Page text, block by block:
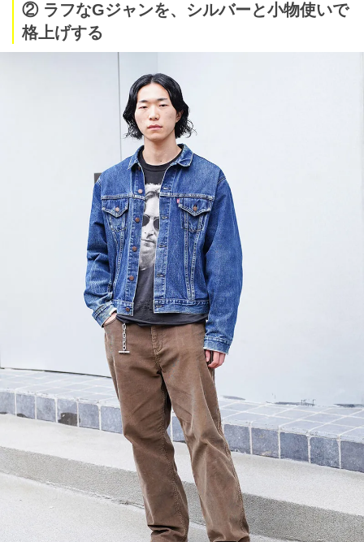
② ラフなGジャンを、シルバーと小物使いで
格上げする